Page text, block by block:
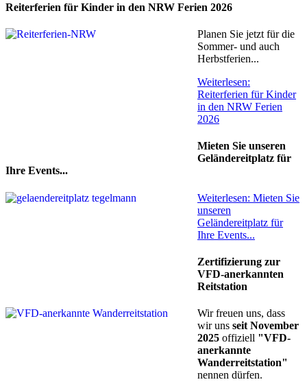
Reiterferien für Kinder in den NRW Ferien 2026
Planen Sie jetzt für die
Sommer- und auch
Herbstferien...
Weiterlesen:
Reiterferien für Kinder
in den NRW Ferien
2026
Mieten Sie unseren
Geländereitplatz für
Ihre Events...
Weiterlesen: Mieten Sie
unseren
Geländereitplatz für
Ihre Events...
Zertifizierung zur
VFD-anerkannten
Reitstation
Wir freuen uns, dass
wir uns seit November
2025 offiziell "VFD-
anerkannte
Wanderreitstation"
nennen dürfen.